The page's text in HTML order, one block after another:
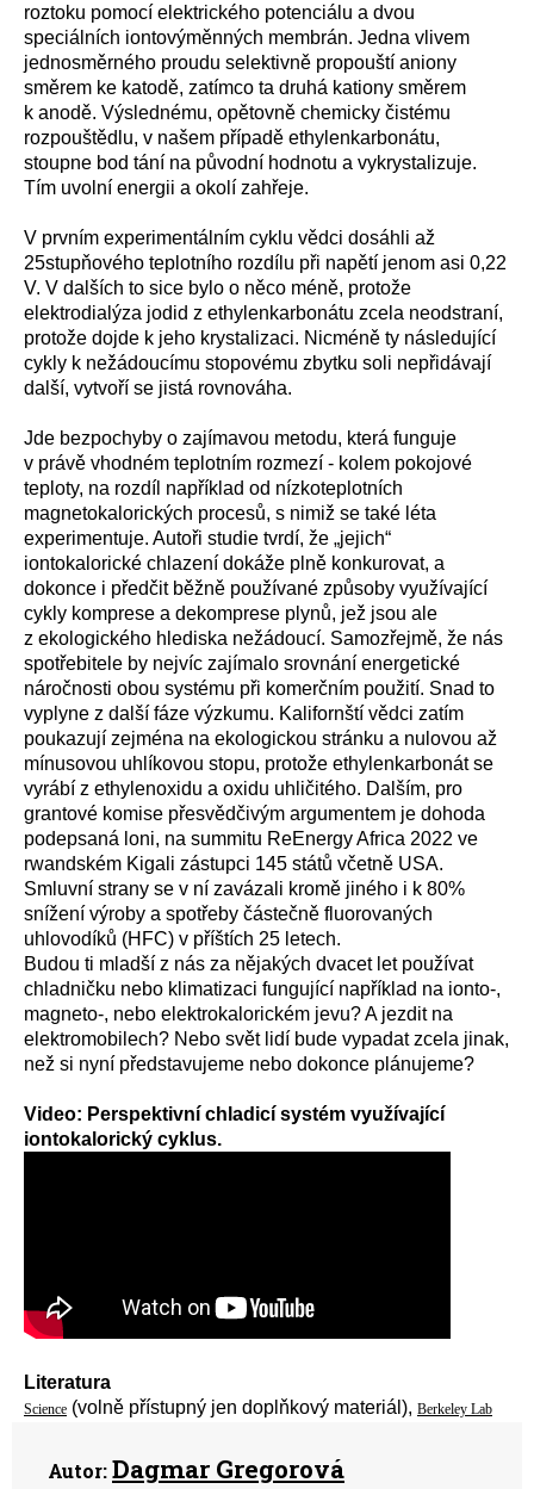
roztoku pomocí elektrického potenciálu a dvou
speciálních iontovýměnných membrán. Jedna vlivem
jednosměrného proudu selektivně propouští aniony
směrem ke katodě, zatímco ta druhá kationy směrem
k anodě. Výslednému, opětovně chemicky čistému
rozpouštědlu, v našem případě ethylenkarbonátu,
stoupne bod tání na původní hodnotu a vykrystalizuje.
Tím uvolní energii a okolí zahřeje.
V prvním experimentálním cyklu vědci dosáhli až
25stupňového tepl otního rozdílu při napětí jenom asi 0,22
V. V dalších to sice bylo o něco méně, protože
elektrodialýza jodid z ethylenkarbonátu zcela neodstraní,
protože dojde k jeho krystalizaci. Nicméně ty následující
cykly k nežádoucímu stopovému zbytku soli nepřidávají
další, vytvoří se jistá rovnováha.
Jde bezpochyby o zajímavou metodu, která funguje
v právě vhodném teplotním rozmezí - kolem pokojové
teploty, na rozdíl například od nízkoteplotních
magnetokalorických procesů, s nimiž se také léta
experimentuje. Autoři studie tvrdí, že „jejich“
iontokalorické chlazení dokáže plně konkurovat, a
dokonce i předčit běžně používané způsoby využívající
cykly komprese a dekomprese plynů, jež jsou ale
z ekologického hlediska nežádoucí. Samozřejmě, že nás
spotřebitele by nejvíc zajímalo srovnání energetické
náročnosti obou systému při komerčním použití. Snad to
vyplyne z další fáze výzkumu. Kalifornští vědci zatím
poukazují zejména na ekologickou stránku a nulovou až
mínusovou uhlíkovou stopu, protože ethylenkarbonát se
vyrábí z ethylenoxidu a oxidu uhličitého. Dalším, pro
grantové komise přesvědčivým argumentem je dohoda
podepsaná loni, na summitu ReEnergy Africa 2022 ve
rwandském Kigali zástupci 145 států včetně USA.
Smluvní strany se v ní zavázali kromě jiného i k 80%
snížení výroby a spotřeby částečně fluorovaných
uhlovodíků (HFC) v příštích 25 letech.
Budou ti mladší z nás za nějakých dvacet let používat
chladničku nebo klimatizaci fungující například na ionto-,
magneto-, nebo elektrokalorickém jevu? A jezdit na
elektromobilech? Nebo svět lidí bude vypadat zcela jinak,
než si nyní představujeme nebo dokonce plánujeme?
Video: Perspektivní chladicí systém využívající
iontokalorický cyklus.
Literatura
Science (volně přístupný jen doplňkový materiál), Berkeley Lab
Autor:Dagmar Gregorová